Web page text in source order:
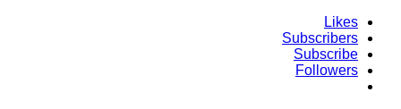
Likes
Subscribers
Subscribe
Followers